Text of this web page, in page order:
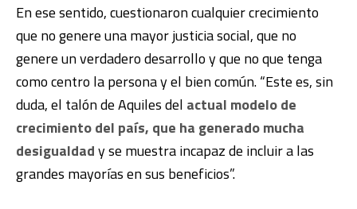
En ese sentido, cuestionaron cualquier crecimiento
que no genere una mayor justicia social, que no
genere un verdadero desarrollo y que no que tenga
como centro la persona y el bien común. “Este es, sin
duda, el talón de Aquiles del actual modelo de
crecimiento del país, que ha generado mucha
desigualdady se muestra incapaz de incluir a las
grandes mayorías en sus beneficios”.